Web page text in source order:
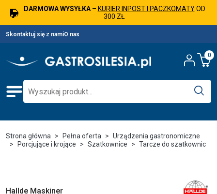
DARMOWA WYSYŁKA– KURIER INPOST I PACZKOMATYOD
300 ZŁ
Skontaktuj się z namiO nas
0
Strona główna Pełna oferta
Urządzenia gastronomiczne
Porcjujące i krojące
Szatkownice Tarcze do szatkownic
Hallde Maskiner